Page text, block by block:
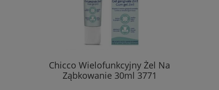
Chicco Wielofunkcyjny Żel Na
Ząbkowanie 30ml 3771